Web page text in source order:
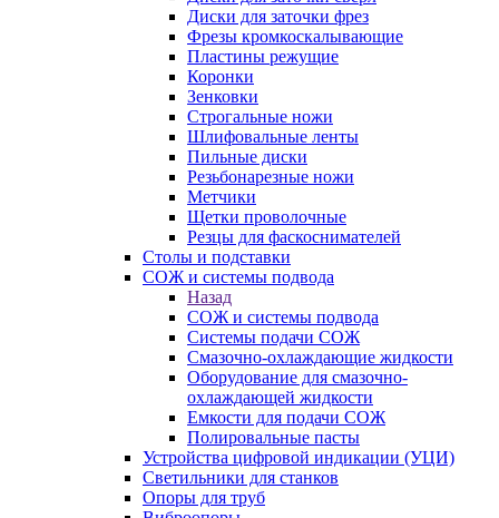
Диски для заточки фрез
Фрезы кромкоскалывающие
Пластины режущие
Коронки
Зенковки
Строгальные ножи
Шлифовальные ленты
Пильные диски
Резьбонарезные ножи
Метчики
Щетки проволочные
Резцы для фаскоснимателей
Столы и подставки
СОЖ и системы подвода
Назад
СОЖ и системы подвода
Системы подачи СОЖ
Смазочно-охлаждающие жидкости
Оборудование для смазочно-
охлаждающей жидкости
Емкости для подачи СОЖ
Полировальные пасты
Устройства цифровой индикации (УЦИ)
Светильники для станков
Опоры для труб